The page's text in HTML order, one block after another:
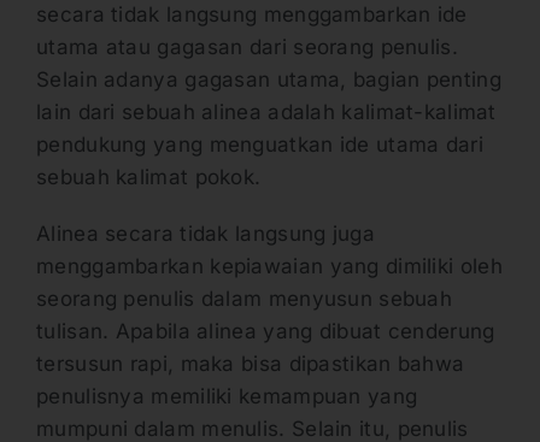
secara tidak langsung menggambarkan ide
utama atau gagasan dari seorang penulis.
Selain adanya gagasan utama, bagian penting
lain dari sebuah alinea adalah kalimat-kalimat
pendukung yang menguatkan ide utama dari
sebuah kalimat pokok.
Alinea secara tidak langsung juga
menggambarkan kepiawaian yang dimiliki oleh
seorang penulis dalam menyusun sebuah
tulisan. Apabila alinea yang dibuat cenderung
tersusun rapi, maka bisa dipastikan bahwa
penulisnya memiliki kemampuan yang
mumpuni dalam menulis. Selain itu, penulis